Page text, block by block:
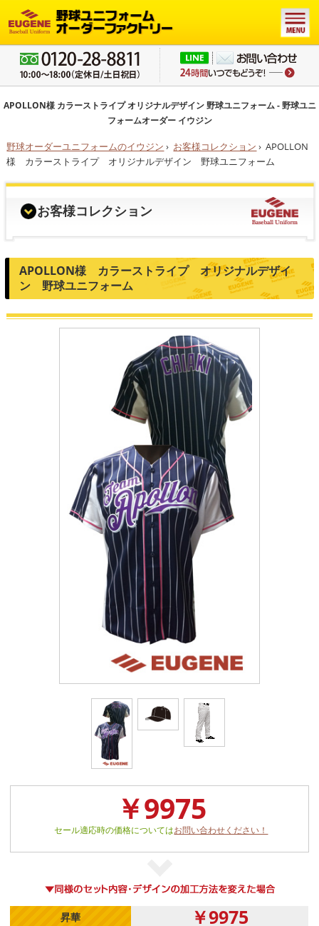
APOLLON様 カラーストライプ オリジナルデザイン 野球ユニフォーム - 野球ユニ
フォームオーダー イウジン
野球オーダーユニフォームのイウジン › お客様コレクション › APOLLON
様 カラーストライプ オリジナルデザイン 野球ユニフォーム
お客様コレクション
APOLLON様 カラーストライプ オリジナルデザイ
ン 野球ユニフォーム
￥9975
セール適応時の価格についてはお問い合わせください！
昇華 ￥9975